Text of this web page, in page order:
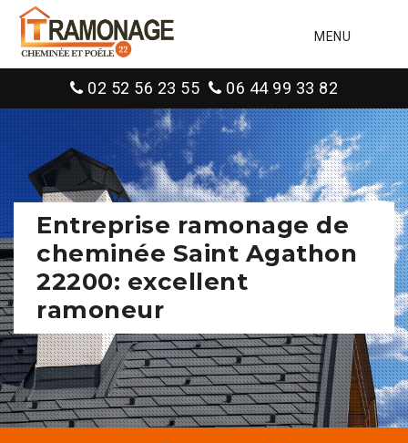
MENU
02 52 56 23 55 06 44 99 33 82
Entreprise ramonage de
cheminée Saint Agathon
22200: excellent
ramoneur